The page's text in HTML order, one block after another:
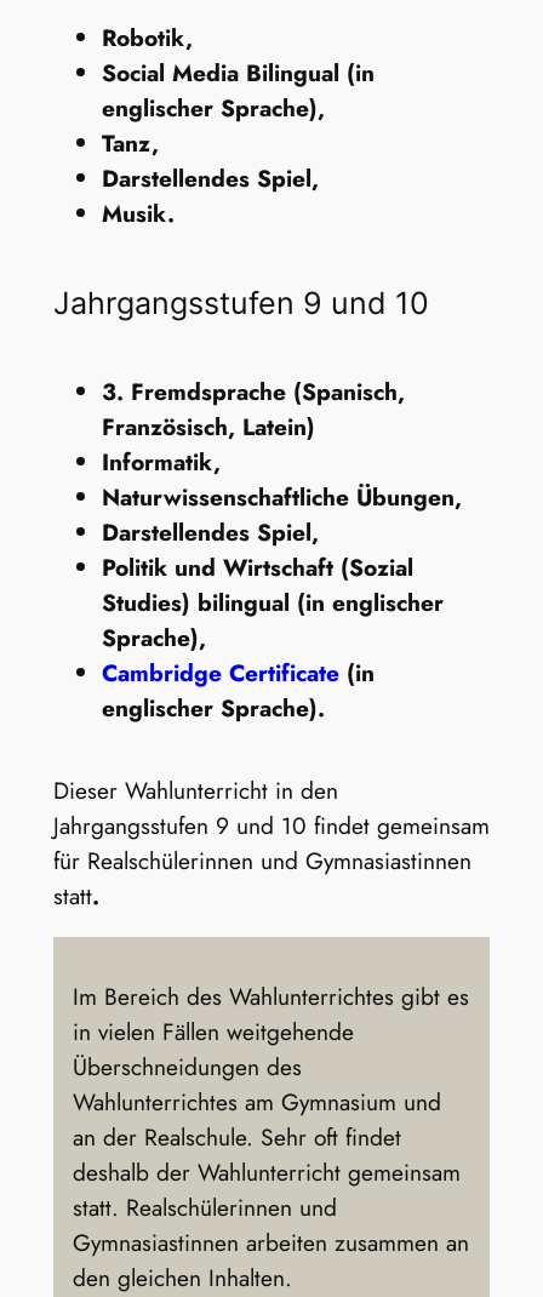
Robotik,
Social Media Bilingual (in
englischer Sprache),
Tanz,
Darstellendes Spiel,
Musik.
Jahrgangsstufen 9 und 10
3. Fremdsprache (Spanisch,
Französisch, Latein)
Informatik,
Naturwissenschaftliche Übungen,
Darstellendes Spiel,
Politik und Wirtschaft (Sozial
Studies) bilingual (in englischer
Sprache),
Cambridge Certificate(in
englischer Sprache).
Dieser Wahlunterricht in den
Jahrgangsstufen 9 und 10 findet gemeinsam
für Realschülerinnen und Gymnasiastinnen
statt.
Im Bereich des Wahlunterrichtes gibt es
in vielen Fällen weitgehende
Überschneidungen des
Wahlunterrichtes am Gymnasium und
an der Realschule. Sehr oft findet
deshalb der Wahlunterricht gemeinsam
statt. Realschülerinnen und
Gymnasiastinnen arbeiten zusammen an
den gleichen Inhalten.